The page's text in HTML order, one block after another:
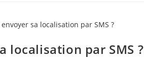
localisation par SMS ?